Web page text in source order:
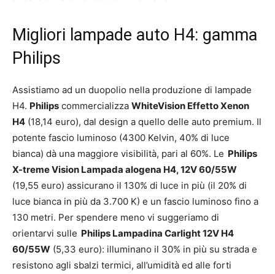
Migliori lampade auto H4: gamma
Philips
Assistiamo ad un duopolio nella produzione di lampade
H4. Philips commercializza WhiteVision Effetto Xenon
H4 (18,14 euro), dal design a quello delle auto premium. Il
potente fascio luminoso (4300 Kelvin, 40% di luce
bianca) dà una maggiore visibilità, pari al 60%. Le Philips
X-treme Vision Lampada alogena H4, 12V 60/55W
(19,55 euro) assicurano il 130% di luce in più (il 20% di
luce bianca in più da 3.700 K) e un fascio luminoso fino a
130 metri. Per spendere meno vi suggeriamo di
orientarvi sulle Philips Lampadina Carlight 12V H4
60/55W (5,33 euro): illuminano il 30% in più su strada e
resistono agli sbalzi termici, all’umidità ed alle forti